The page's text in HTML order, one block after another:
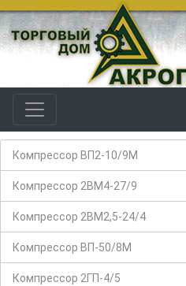
Компрессор ВП2-10/9М
Компрессор 2ВМ4-27/9
Компрессор 2ВМ2,5-24/4
Компрессор ВП-50/8М
Компрессор 2ГП-4/5